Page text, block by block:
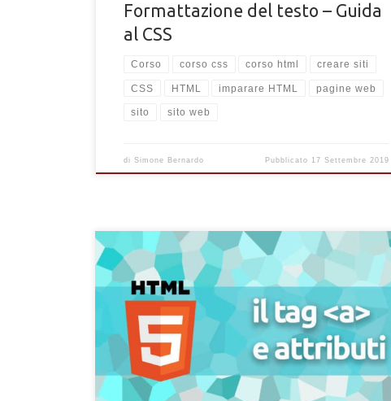
Formattazione del testo – Guida
al CSS
Corso corso css corso html creare siti
CSS HTML imparare HTML pagine web
sito sito web
diSimone Bernardo Pubblicato 17 Settembre 2019
Impara a configurare ed usare il tag "a" in HTML. Scrivi ed
imposta i tuoi collegamenti ipertestuali, anchor e download
con gli attributi del tag "a" del linguaggio HTML per il tuo
sito web.